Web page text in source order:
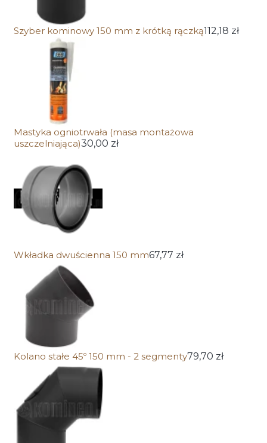
Szyber kominowy 150 mm z krótką rączką112,18 zł
Mastyka ogniotrwała (masa montażowa
uszczelniająca)30,00 zł
Wkładka dwuścienna 150 mm67,77 zł
Kolano stałe 45º 150 mm - 2 segmenty79,70 zł